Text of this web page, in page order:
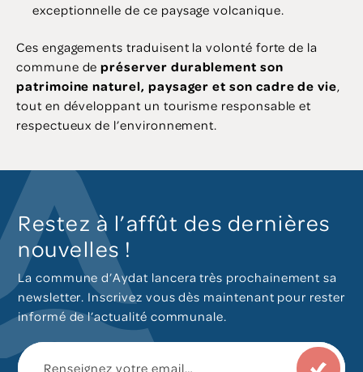
exceptionnelle de ce paysage volcanique.
Ces engagements traduisent la volonté forte de la
commune depréserver durablement son
patrimoine naturel, paysager et son cadre de vie,
tout en développant un tourisme responsable et
respectueux de l’environnement.
Restez à l’affût des dernières
nouvelles !
La commune d’Aydat lancera très prochainement sa
newsletter. Inscrivez vous dès maintenant pour rester
informé de l’actualité communale.